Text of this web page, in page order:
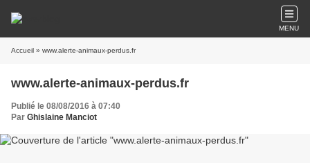
MENU
Accueil » www.alerte-animaux-perdus.fr
www.alerte-animaux-perdus.fr
Publié le 08/08/2016 à 07:40
Par Ghislaine Manciot